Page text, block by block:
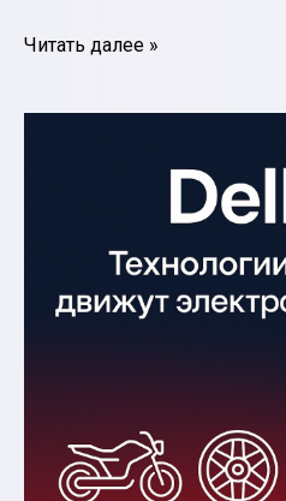
Почему
жизни
Читать далее »